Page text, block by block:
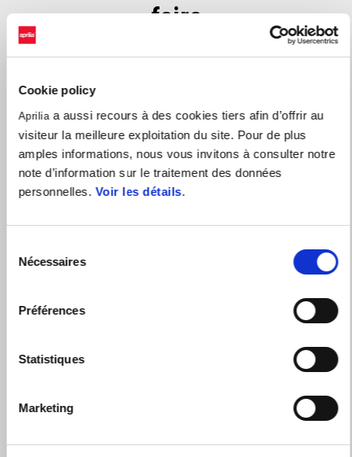
Cookie policy
Aprilia a aussi recours à des cookies tiers afin d’offrir au
visiteur la meilleure exploitation du site. Pour de plus
amples informations, nous vous invitons à consulter notre
note d’information sur le traitement des données
personnelles. Voir les détails.
Nécessaires
Préférences
Statistiques
Marketing
faire
RÉSERVER UN ESSAI
TROUVER UN
CONCESSIONNAIRE
CONFIGURER
UNE TECHNOLOGIE A-PRC DE
POINTE